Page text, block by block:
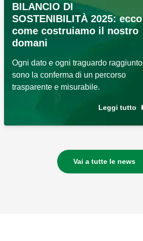
BILANCIO DI
SOSTENIBILITÀ 2025: ecco
come costruiamo il nostro
domani
Ogni dato e ogni traguardo raggiunto
sono la conferma di un percorso
trasparente e misurabile.
Leggi tutto
Vai a tutte le news